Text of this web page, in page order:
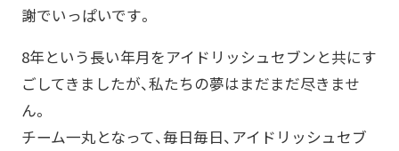
謝でいっぱいです。
8年という長い年月をアイドリッシュセブンと共にす
ごしてきましたが、私たちの夢はまだまだ尽きませ
ん。
チーム一丸となって、毎日毎日、アイドリッシュセブ